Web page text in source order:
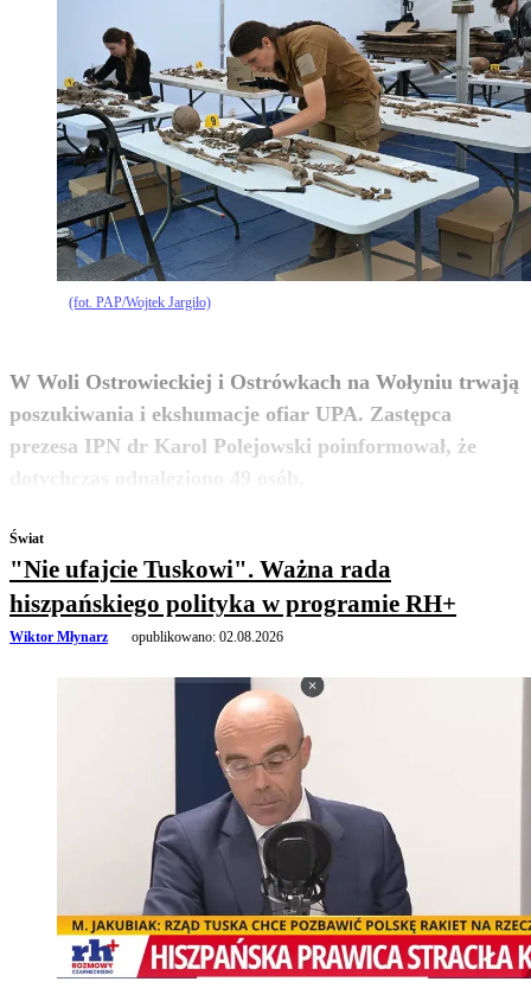
(fot. PAP/Wojtek Jargiło)
W Woli Ostrowieckiej i Ostrówkach na Wołyniu trwają
poszukiwania i ekshumacje ofiar UPA. Zastępca
prezesa IPN dr Karol Polejowski poinformował, że
dotychczas odnaleziono 49 osób.
zobacz więcej
Świat
"Nie ufajcie Tuskowi". Ważna rada
hiszpańskiego polityka w programie RH+
Wiktor Młynarz opublikowano: 02.08.2026